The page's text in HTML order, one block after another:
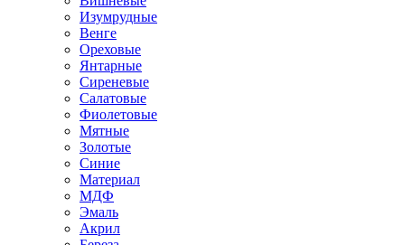
Изумрудные
Венге
Ореховые
Янтарные
Сиреневые
Салатовые
Фиолетовые
Мятные
Золотые
Синие
Материал
МДФ
Эмаль
Акрил